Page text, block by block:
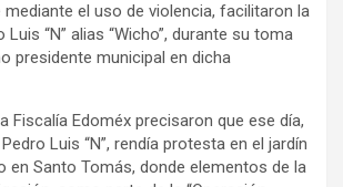
el uso de violencia, facilitaron la
“N” alias “Wicho”, durante su toma
presidente municipal en dicha
Fiscalía Edoméx precisaron que ese día,
Luis “N”, rendía protesta en el jardín
en Santo Tomás, donde elementos de la